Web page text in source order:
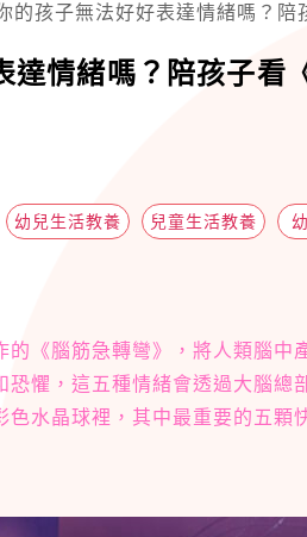
的孩子無法好好表達情緒嗎？陪孩
達情緒嗎？陪孩子看
幼兒生活教養 兒童生活教養
的《腦筋急轉彎》，將人類腦中
恐懼，這五種情緒會透過大腦總
色水晶球裡，其中最重要的五顆